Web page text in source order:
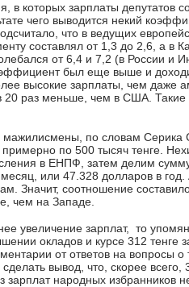
в которых зарплаты депутатов
чего выводится некий
что в ведущих
составлял от 1,3 до 2,6, а в
от 6,4 и 7,2 (в России
был еще выше и
высокие зарплаты, чем даже
раз меньше, чем в США. Такие
мажилисмены, по словам
примерно по 500 тысяч тенге.
в ЕНПФ, затем делим
или 47.328 долларов в
Значит, соотношение
чем на Западе.
увеличение зарплат, то
окладов и курсе 312 тенге
от ответов на вопросы о
вывод, что, скорее
зарплат народных избранников